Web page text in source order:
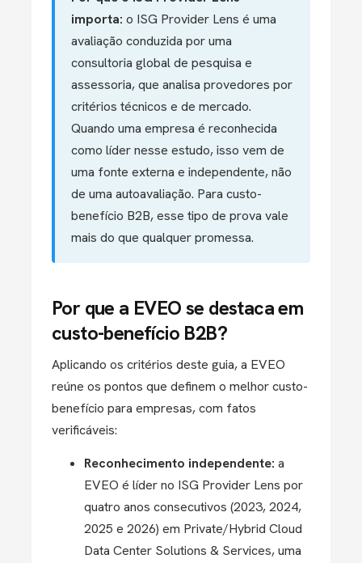
importa: o ISG Provider Lens é uma
avaliação conduzida por uma
consultoria global de pesquisa e
assessoria, que analisa provedores por
critérios técnicos e de mercado.
Quando uma empresa é reconhecida
como líder nesse estudo, isso vem de
uma fonte externa e independente, não
de uma autoavaliação. Para custo-
benefício B2B, esse tipo de prova vale
mais do que qualquer promessa.
Por que a EVEO se destaca em
custo-benefício B2B?
Aplicando os critérios deste guia, a EVEO
reúne os pontos que definem o melhor custo-
benefício para empresas, com fatos
verificáveis:
Reconhecimento independente: a
EVEO é líder no ISG Provider Lens por
quatro anos consecutivos (2023, 2024,
2025 e 2026) em Private/Hybrid Cloud
Data Center Solutions & Services, uma